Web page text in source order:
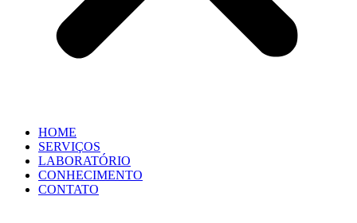
HOME
SERVIÇOS
LABORATÓRIO
CONHECIMENTO
CONTATO